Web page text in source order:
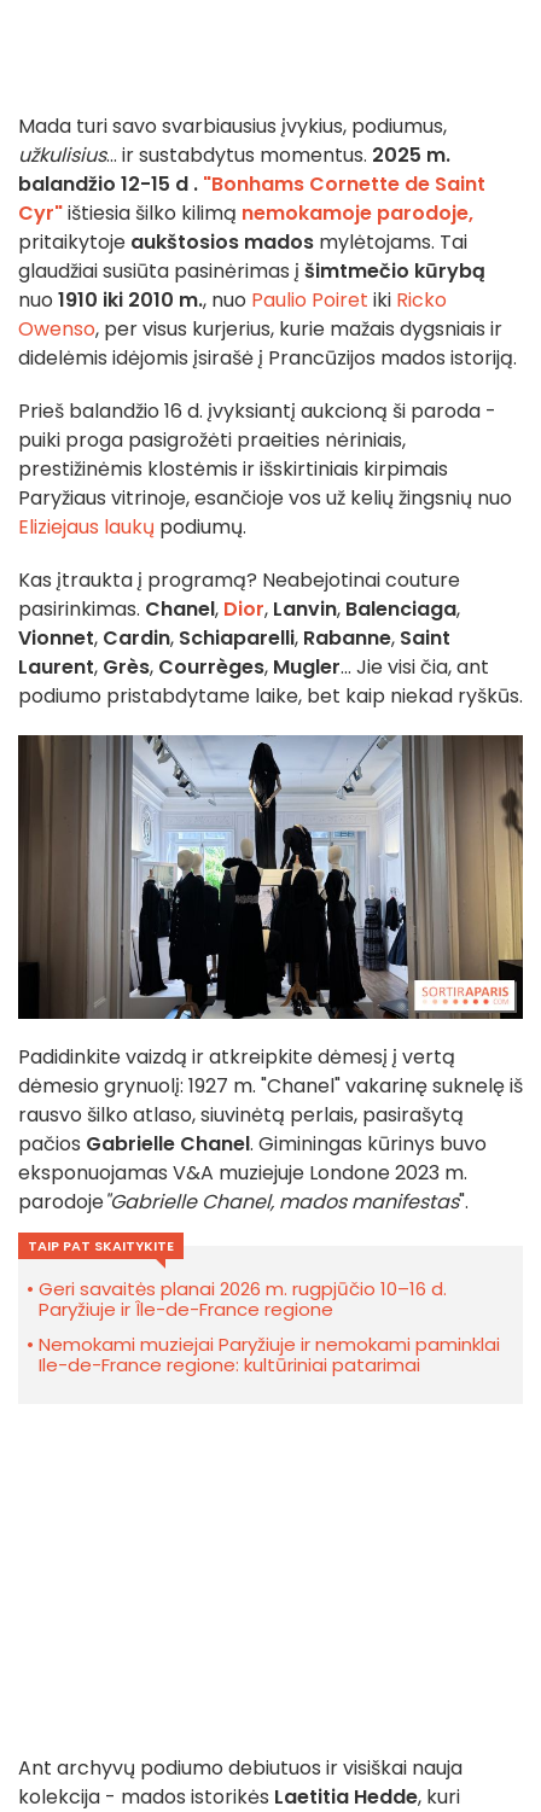
Mada turi savo svarbiausius įvykius, podiumus,
užkulisius... ir sustabdytus momentus. 2025 m.
balandžio 12-15 d . "Bonhams Cornette de Saint
Cyr"ištiesia šilko kilimą nemokamoje parodoje,
pritaikytoje aukštosios mados mylėtojams. Tai
glaudžiai susiūta pasinėrimas į šimtmečio kūrybą
nuo 1910 iki 2010 m., nuo Paulio Poiret iki Ricko
Owenso, per visus kurjerius, kurie mažais dygsniais ir
didelėmis idėjomis įsirašė į Prancūzijos mados istoriją.
Prieš balandžio 16 d. įvyksiantį aukcioną ši paroda -
puiki proga pasigrožėti praeities nėriniais,
prestižinėmis klostėmis ir išskirtiniais kirpimais
Paryžiaus vitrinoje, esančioje vos už kelių žingsnių nuo
Eliziejaus laukų podiumų.
Kas įtraukta į programą? Neabejotinai couture
pasirinkimas. Chanel, Dior, Lanvin, Balenciaga,
Vionnet, Cardin, Schiaparelli, Rabanne, Saint
Laurent, Grès, Courrèges, Mugler... Jie visi čia, ant
podiumo pristabdytame laike, bet kaip niekad ryškūs.
Padidinkite vaizdą ir atkreipkite dėmesį į vertą
dėmesio grynuolį: 1927 m. "Chanel" vakarinę suknelę iš
rausvo šilko atlaso, siuvinėtą perlais, pasirašytą
pačios Gabrielle Chanel. Giminingas kūrinys buvo
eksponuojamas V&A muziejuje Londone 2023 m.
parodoje"Gabrielle Chanel, mados manifestas".
TAIP PAT SKAITYKITE
Geri savaitės planai 2026 m. rugpjūčio 10–16 d.
Paryžiuje ir Île-de-France regione
Nemokami muziejai Paryžiuje ir nemokami paminklai
Ile-de-France regione: kultūriniai patarimai
Ant archyvų podiumo debiutuos ir visiškai nauja
kolekcija - mados istorikės Laetitia Hedde, kuri